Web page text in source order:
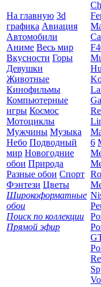
На главную 3d
графика Авиация
Автомобили
Аниме Весь мир
Вкусности Горы
Девушки
Животные
Кинофильмы
Компьютерные
игры Космос
Мотоциклы
Мужчины Музыка
Небо Подводный
мир Новогодние
обои Природа
Разные обои Спорт
Фэнтези Цветы
Широкоформатные
обои
Поиск по коллекции
Прямой эфир
6